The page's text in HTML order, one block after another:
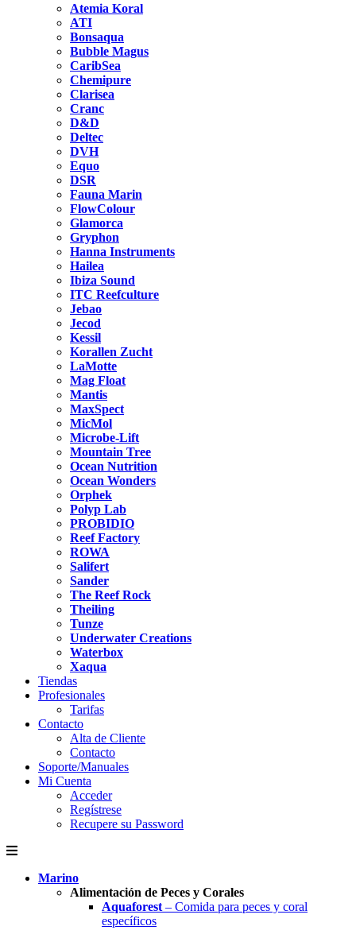
Atemia Koral
ATI
Bonsaqua
Bubble Magus
CaribSea
Chemipure
Clarisea
Cranc
D&D
Deltec
DVH
Equo
DSR
Fauna Marin
FlowColour
Glamorca
Gryphon
Hanna Instruments
Hailea
Ibiza Sound
ITC Reefculture
Jebao
Jecod
Kessil
Korallen Zucht
LaMotte
Mag Float
Mantis
MaxSpect
MicMol
Microbe-Lift
Mountain Tree
Ocean Nutrition
Ocean Wonders
Orphek
Polyp Lab
PROBIDIO
Reef Factory
ROWA
Salifert
Sander
The Reef Rock
Theiling
Tunze
Underwater Creations
Waterbox
Xaqua
Tiendas
Profesionales
Tarifas
Contacto
Alta de Cliente
Contacto
Soporte/Manuales
Mi Cuenta
Acceder
Regístrese
Recupere su Password
Marino
Alimentación de Peces y Corales
Aquaforest – Comida para peces y coral
específicos